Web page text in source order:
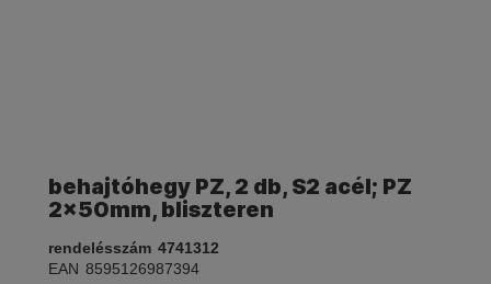
behajtóhegy PZ, 2 db, S2 acél; PZ
2×50mm, bliszteren
rendelésszám 4741312
EAN 8595126987394